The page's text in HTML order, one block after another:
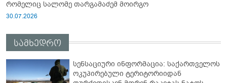
რომელიც სალომე თარგამაძემ მოირგო
30.07.2026
სამხედრო
სენსაციური ინფორმაცია: საქართველოს
ოკუპირებული ტერიტორიიდან